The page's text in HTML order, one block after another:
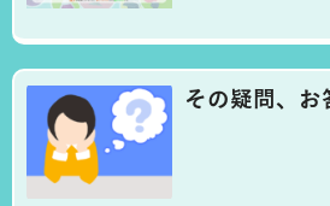
その疑問、お